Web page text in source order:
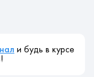
и будь в курсе